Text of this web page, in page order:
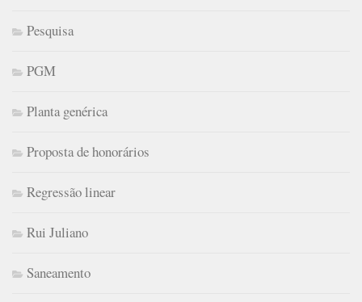
Pesquisa
PGM
Planta genérica
Proposta de honorários
Regressão linear
Rui Juliano
Saneamento